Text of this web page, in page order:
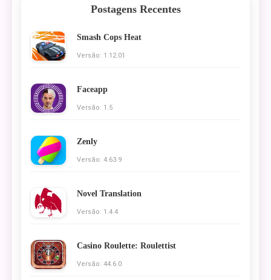
Postagens Recentes
Smash Cops Heat
Versão: 1.12.01
Faceapp
Versão: 1.5
Zenly
Versão: 4.63.9
Novel Translation
Versão: 1.4.4
Casino Roulette: Roulettist
Versão: 44.6.0